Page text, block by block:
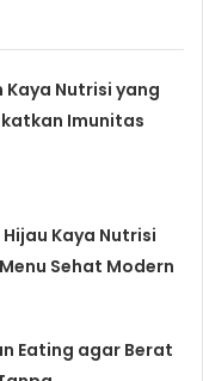
Kaya Nutrisi yang
Imunitas
Kaya Nutrisi
Sehat Modern
Eating agar Berat